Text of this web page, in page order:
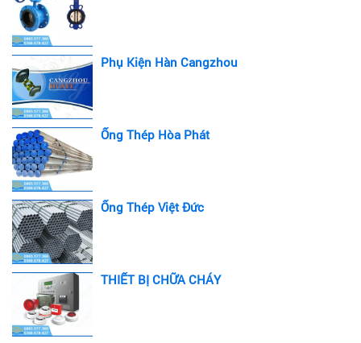
Phụ Kiện Hàn Cangzhou
Ống Thép Hòa Phát
Ống Thép Việt Đức
THIẾT BỊ CHỮA CHÁY